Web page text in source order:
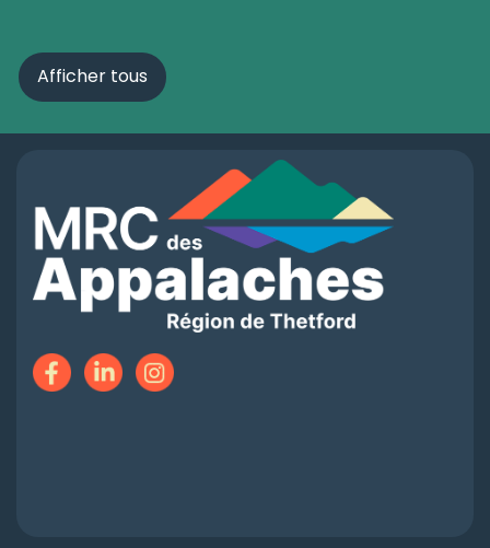
Afficher tous